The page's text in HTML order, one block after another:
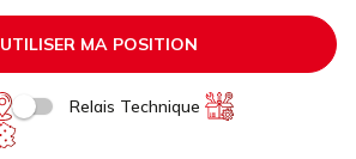
UTILISER MA POSITION
Relais Technique